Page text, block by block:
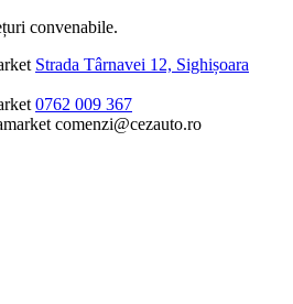
convenabile.
Strada Târnavei 12, Sighișoara
0762 009 367
comenzi@cezauto.ro